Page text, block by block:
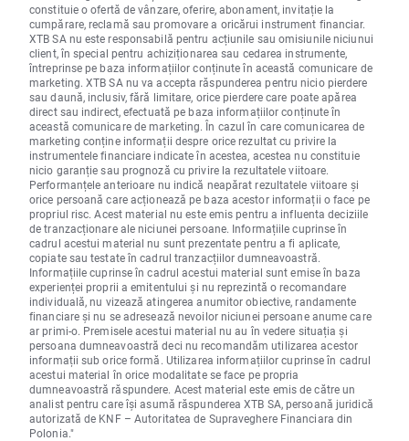
constituie o ofertă de vânzare, oferire, abonament, invitație la
cumpărare, reclamă sau promovare a oricărui instrument financiar.
XTB SA nu este responsabilă pentru acțiunile sau omisiunile niciunui
client, în special pentru achiziționarea sau cedarea instrumente,
întreprinse pe baza informațiilor conținute în această comunicare de
marketing. XTB SA nu va accepta răspunderea pentru nicio pierdere
sau daună, inclusiv, fără limitare, orice pierdere care poate apărea
direct sau indirect, efectuată pe baza informațiilor conținute în
această comunicare de marketing. În cazul în care comunicarea de
marketing conține informații despre orice rezultat cu privire la
instrumentele financiare indicate în acestea, acestea nu constituie
nicio garanție sau prognoză cu privire la rezultatele viitoare.
Performanțele anterioare nu indică neapărat rezultatele viitoare și
orice persoană care acționează pe baza acestor informații o face pe
propriul risc. Acest material nu este emis pentru a influenta deciziile
de tranzacționare ale niciunei persoane. Informațiile cuprinse în
cadrul acestui material nu sunt prezentate pentru a fi aplicate,
copiate sau testate în cadrul tranzacțiilor dumneavoastră.
Informațiile cuprinse în cadrul acestui material sunt emise în baza
experienței proprii a emitentului și nu reprezintă o recomandare
individuală, nu vizează atingerea anumitor obiective, randamente
financiare și nu se adresează nevoilor niciunei persoane anume care
ar primi-o. Premisele acestui material nu au în vedere situația și
persoana dumneavoastră deci nu recomandăm utilizarea acestor
informații sub orice formă. Utilizarea informațiilor cuprinse în cadrul
acestui material în orice modalitate se face pe propria
dumneavoastră răspundere. Acest material este emis de către un
analist pentru care își asumă răspunderea XTB SA, persoană juridică
autorizată de KNF – Autoritatea de Supraveghere Financiara din
Polonia."